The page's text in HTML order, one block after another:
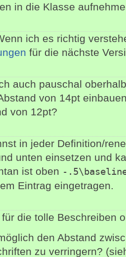
in die Klasse
ich es richtig
für die nächste
auch pauschal
von 14pt
von 12pt?
in jeder Definition/
unten einsetzen und
ist oben -
Eintrag eingetragen.
die tolle Beschreiben
den Abstand
zu verringern?